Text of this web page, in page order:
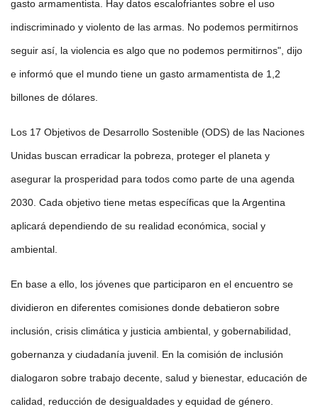
gasto armamentista. Hay datos escalofriantes sobre el uso
indiscriminado y violento de las armas. No podemos permitirnos
seguir así, la violencia es algo que no podemos permitirnos", dijo
e informó que el mundo tiene un gasto armamentista de 1,2
billones de dólares.
Los 17 Objetivos de Desarrollo Sostenible (ODS) de las Naciones
Unidas buscan erradicar la pobreza, proteger el planeta y
asegurar la prosperidad para todos como parte de una agenda
2030. Cada objetivo tiene metas específicas que la Argentina
aplicará dependiendo de su realidad económica, social y
ambiental.
En base a ello, los jóvenes que participaron en el encuentro se
dividieron en diferentes comisiones donde debatieron sobre
inclusión, crisis climática y justicia ambiental, y gobernabilidad,
gobernanza y ciudadanía juvenil. En la comisión de inclusión
dialogaron sobre trabajo decente, salud y bienestar, educación de
calidad, reducción de desigualdades y equidad de género.